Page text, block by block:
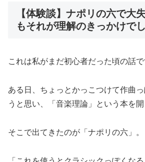
【体験談】ナポリの六で大
もそれが理解のきっかけでし
これは私がまだ初心者だった頃の話で
ある日、ちょっとかっこつけて作曲
うと思い、「音楽理論」という本を開
そこで出てきたのが「ナポリの六」。